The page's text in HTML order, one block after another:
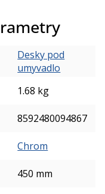
Desky pod
umyvadlo
1.68 kg
8592480094867
Chrom
450 mm